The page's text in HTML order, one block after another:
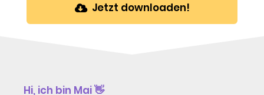
Jetzt downloaden!
Hi, ich bin Mai 👋